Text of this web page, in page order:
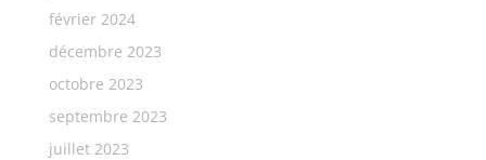
février 2024
décembre 2023
octobre 2023
septembre 2023
juillet 2023